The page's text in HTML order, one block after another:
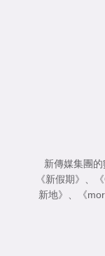
新傳媒集團
《新假期》
新地》
《